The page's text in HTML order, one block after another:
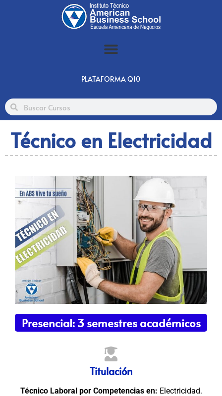
PLATAFORMA Q10
Técnico en Electricidad
Presencial: 3 semestres académicos
Titulación
Técnico Laboral por Competencias en: Electricidad.